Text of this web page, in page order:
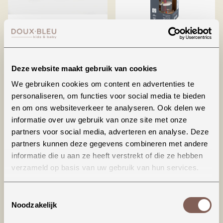
Deze website maakt gebruik van cookies
We gebruiken cookies om content en advertenties te
personaliseren, om functies voor social media te bieden
en om ons websiteverkeer te analyseren. Ook delen we
informatie over uw gebruik van onze site met onze
partners voor social media, adverteren en analyse. Deze
partners kunnen deze gegevens combineren met andere
informatie die u aan ze heeft verstrekt of die ze hebben
verzameld op basis van uw gebruik van hun services.
Noodzakelijk
Doorschijnende
€ 23,99
BEKIJKEN
Confetti -
€ 15,99
BEKIJKEN